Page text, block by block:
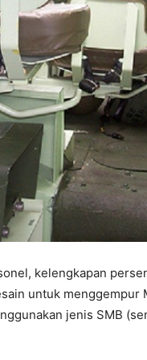
kelengkapan
untuk menggempur
jenis SMB